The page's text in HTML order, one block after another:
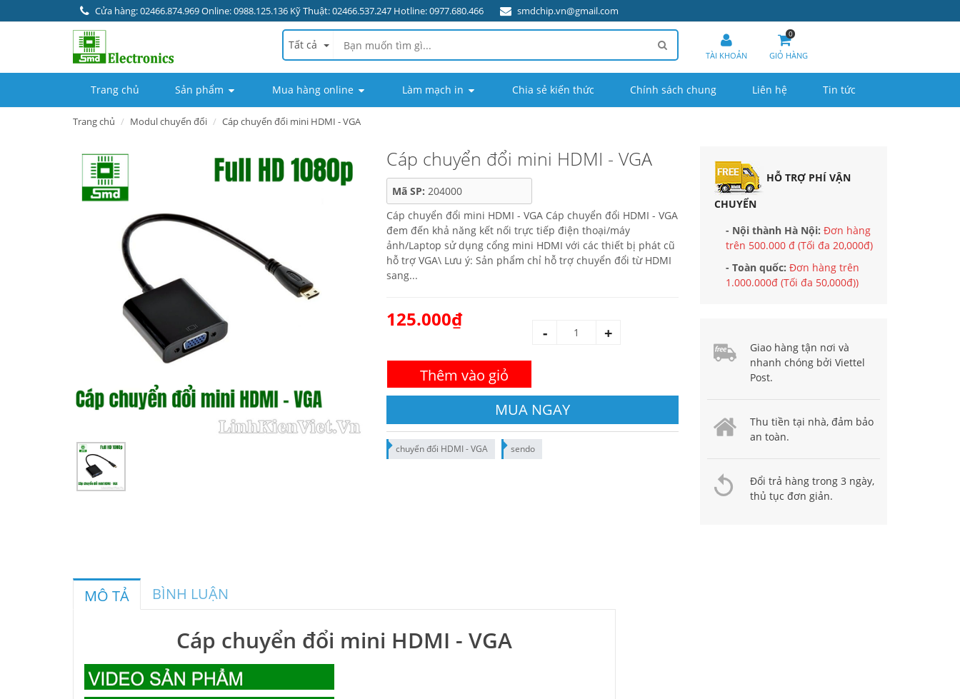
Cửa hàng: 02466.874.969 Online: 0988.125.136 Kỹ Thuật: 02466.537.247 Hotline: 0977.680.466 smdchip.vn@gmail.com
Tất cả
TÀI KHOẢN
0
GIỎ HÀNG
Trang chủ Sản phẩm Mua hàng online Làm mạch in Chia sẻ kiến thức Chính sách chung Liên hệ Tin tức
Trang chủ Modul chuyển đổi Cáp chuyển đổi mini HDMI - VGA
Cáp chuyển đổi mini HDMI - VGA
Mã SP: 204000
Cáp chuyển đổi mini HDMI - VGA Cáp chuyển đổi HDMI - VGA
đem đến khả năng kết nối trực tiếp điện thoại/máy
ảnh/Laptop sử dụng cổng mini HDMI với các thiết bị phát cũ
hỗ trợ VGA\ Lưu ý: Sản phẩm chỉ hỗ trợ chuyển đổi từ HDMI
sang...
125.000₫
- +
Thêm vào giỏ
MUA NGAY
chuyển đổi HDMI - VGA sendo
HỖ TRỢ PHÍ VẬN
CHUYỂN
- Nội thành Hà Nội: Đơn hàng
trên 500.000 đ (Tối đa 20,000đ)
- Toàn quốc: Đơn hàng trên
1.000.000đ (Tối đa 50,000đ))
Giao hàng tận nơi và
nhanh chóng bởi Viettel
Post.
Thu tiền tại nhà, đảm bảo
an toàn.
Đổi trả hàng trong 3 ngày,
thủ tục đơn giản.
MÔ TẢ BÌNH LUẬN
Cáp chuyển đổi mini HDMI - VGA